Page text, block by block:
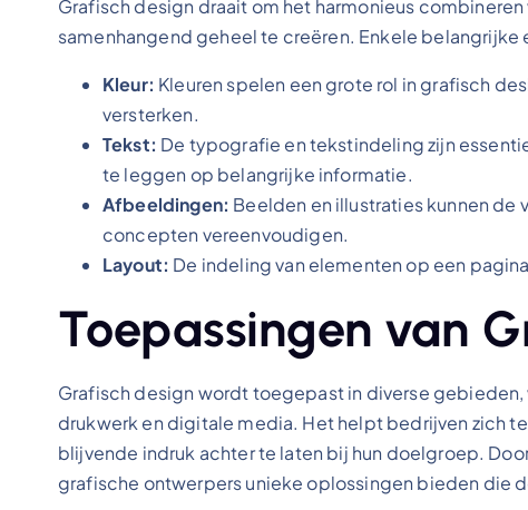
Grafisch design draait om het harmonieus
samenhangend geheel te creëren. Enkele belangrijke
Kleur: Kleuren spelen een grote rol in grafisch
versterken.
Tekst: De typografie en tekstindeling zijn
te leggen op belangrijke informatie.
Afbeeldingen: Beelden en illustraties kunnen
concepten vereenvoudigen.
Layout: De indeling van elementen op een
Toepassingen van
Grafisch design wordt toegepast in diverse
drukwerk en digitale media. Het helpt bedrijven zich
blijvende indruk achter te laten bij hun doelgroep.
grafische ontwerpers unieke oplossingen bieden die